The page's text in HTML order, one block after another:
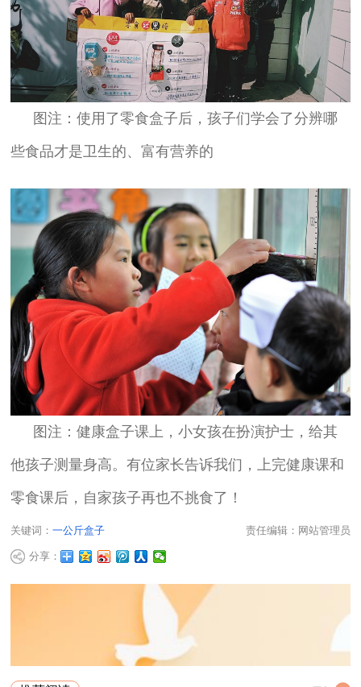
图注：使用了零食盒子后，孩子们学会了分辨哪
些食品才是卫生的、富有营养的
图注：健康盒子课上，小女孩在扮演护士，给其
他孩子测量身高。有位家长告诉我们，上完健康课和
零食课后，自家孩子再也不挑食了！
关键词：一公斤盒子 责任编辑：网站管理员
分享：